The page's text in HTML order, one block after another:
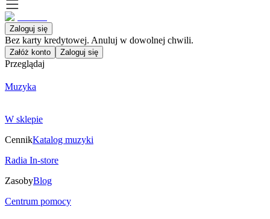
Zaloguj się
Bez karty kredytowej. Anuluj w dowolnej chwili.
Załóż konto Zaloguj się
Przeglądaj
Muzyka
W sklepie
CennikKatalog muzyki
Radia In-store
ZasobyBlog
Centrum pomocy